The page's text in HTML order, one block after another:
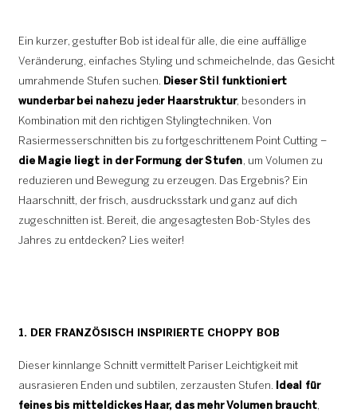
Ein kurzer, gestufter Bob ist ideal für alle, die eine auffällige
Veränderung, einfaches Styling und schmeichelnde, das Gesicht
umrahmende Stufen suchen. Dieser Stil funktioniert
wunderbar bei nahezu jeder Haarstruktur, besonders in
Kombination mit den richtigen Stylingtechniken. Von
Rasiermesserschnitten bis zu fortgeschrittenem Point Cutting –
die Magie liegt in der Formung der Stufen, um Volumen zu
reduzieren und Bewegung zu erzeugen. Das Ergebnis? Ein
Haarschnitt, der frisch, ausdrucksstark und ganz auf dich
zugeschnitten ist. Bereit, die angesagtesten Bob-Styles des
Jahres zu entdecken? Lies weiter!
1. DER FRANZÖSISCH INSPIRIERTE CHOPPY BOB
Dieser kinnlange Schnitt vermittelt Pariser Leichtigkeit mit
ausrasieren Enden und subtilen, zerzausten Stufen.
Ideal für
feines bis mitteldickes Haar, das mehr Volumen braucht,